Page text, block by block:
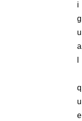
i
g
u
a
q
u
e